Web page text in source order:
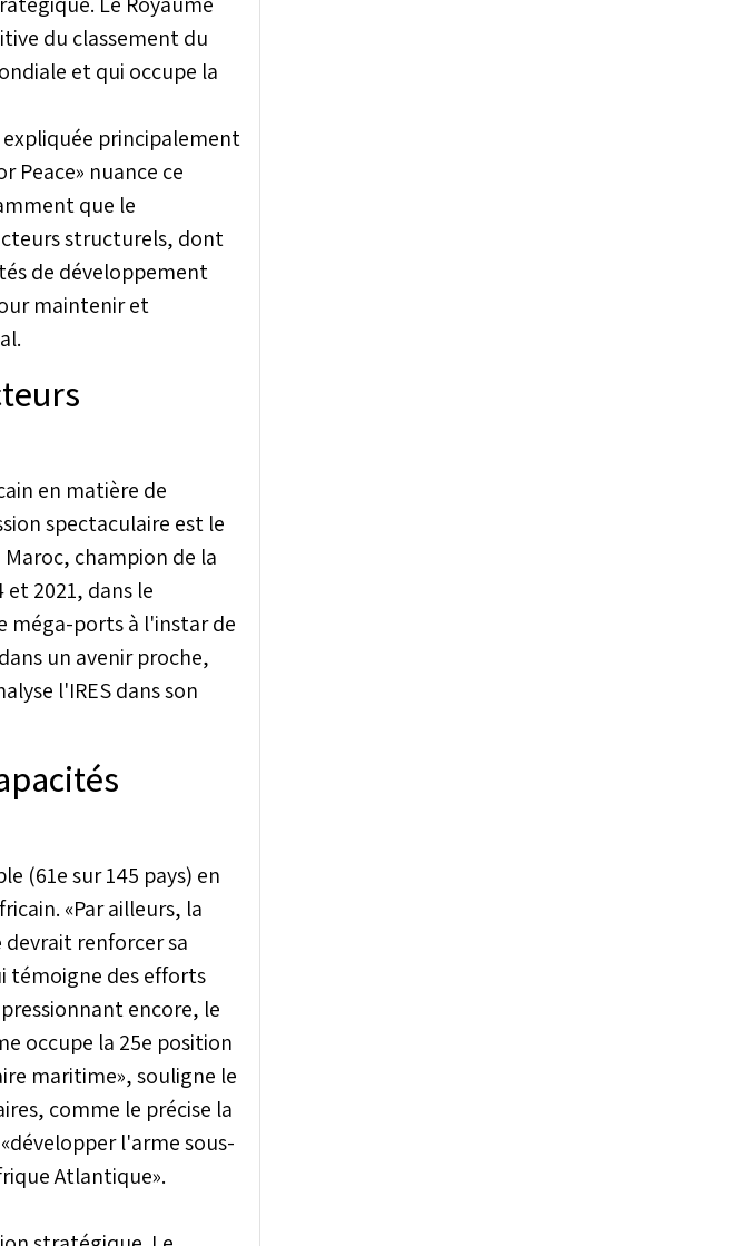
du classement du
et qui occupe la
principalement
Peace» nuance ce
que le
structurels, dont
de développement
maintenir et
en matière de
spectaculaire est le
Maroc, champion de la
2021, dans le
méga-ports à l'instar de
un avenir proche,
l'IRES dans son
(61e sur 145 pays) en
«Par ailleurs, la
devrait renforcer sa
témoigne des efforts
encore, le
occupe la 25e position
maritime», souligne le
comme le précise la
l'arme sous-
Atlantique».